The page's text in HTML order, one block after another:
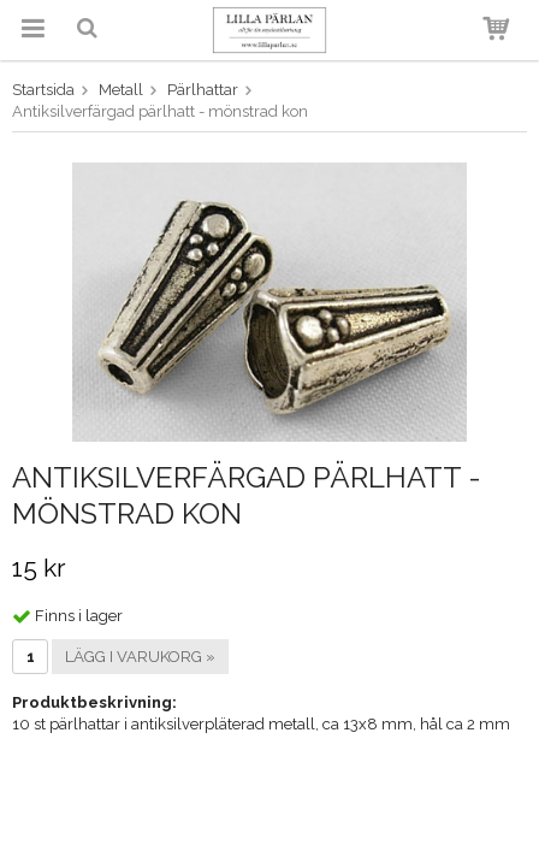
Produkten har blivit tillagd i
varukorgen
Startsida Metall
Pärlhattar
Antiksilverfärgad pärlhatt - mönstrad kon
ANTIKSILVERFÄRGAD PÄRLHATT -
MÖNSTRAD KON
15 kr
Finns i lager
LÄGG I VARUKORG »
Produktbeskrivning:
10 st pärlhattar i antiksilverpläterad metall, ca 13x8 mm, hål ca 2 mm